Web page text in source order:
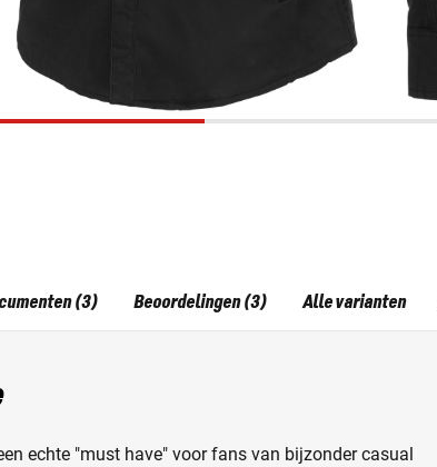
echte "must have" voor fans van bijzonder casual
(3) Beoordelingen (3) Alle varianten